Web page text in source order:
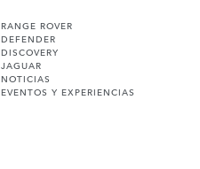
RANGE ROVER
DEFENDER
DISCOVERY
JAGUAR
NOTICIAS
EVENTOS Y EXPERIENCIAS